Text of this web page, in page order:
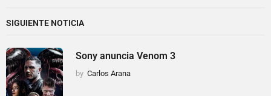
SIGUIENTE NOTICIA
Sony anuncia Venom 3
by Carlos Arana